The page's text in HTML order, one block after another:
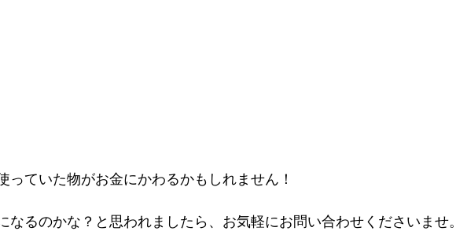
っていた物がお金にかわるかもしれません！
なるのかな？と思われましたら、お気軽にお問い合わせくださいませ。